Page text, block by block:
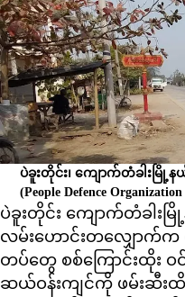
ပဲခူးတိုင်း၊ ကျောက်တံခါးမြို့
(People Defence
ပဲခူးတိုင်း ကျောက်တံခါးမ
လမ်းဟောင်းတလျှောက်က
တပ်တွေ စစ်ကြောင်းထိုး ဝ
ဆယ်ဝန်းကျင်ကို ဖမ်းဆီး